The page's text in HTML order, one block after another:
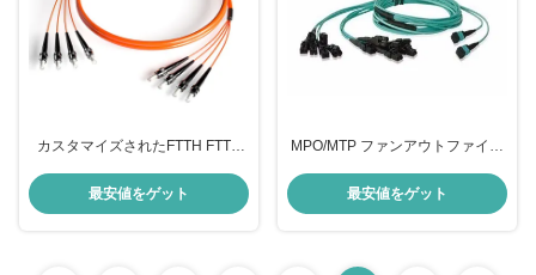
カスタマイズされたFTTH FTTB
パッチコードケーブル
最安値をゲット
MPO/MTP ファンアウトファイバ
最安値をゲット